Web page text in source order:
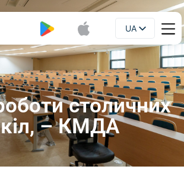
UA
EN
столичних
– КМДА